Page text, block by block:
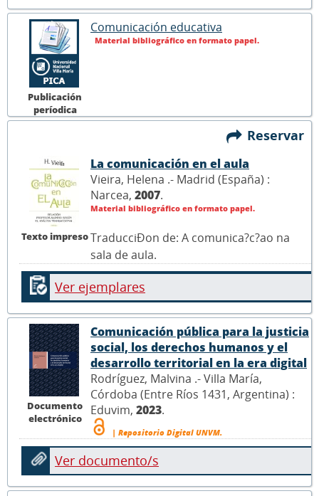
Publicación
períodica
Comunicación educativa
Material bibliográfico en formato papel.
Reservar
Texto impreso
La comunicación en el aula
Vieira, Helena .- Madrid (España) :
Narcea, 2007.
Material bibliográfico en formato papel.
TraducciÐon de: A comunica?c?ao na
sala de aula.
Ver ejemplares
Documento
electrónico
Comunicación pública para la justicia
social, los derechos humanos y el
desarrollo territorial en la era digital
Rodríguez, Malvina .- Villa María,
Córdoba (Entre Ríos 1431, Argentina) :
Eduvim, 2023.
| Repositorio Digital UNVM.
Ver documento/s